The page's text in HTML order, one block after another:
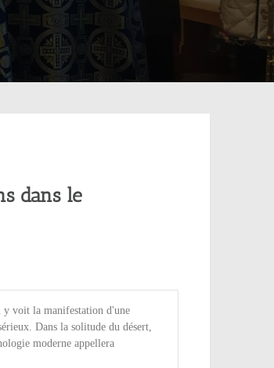
dans le
y voit la manifestation d'une
Dans la solitude du désert,
moderne appellera